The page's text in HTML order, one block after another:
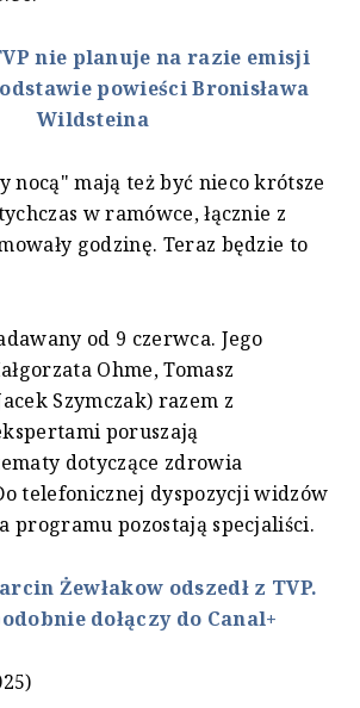
nie planuje na razie emisji
powieści Bronisława
Wildsteina
nocą" mają też być nieco krótsze
w ramówce, łącznie z
godzinę. Teraz będzie to
od 9 czerwca. Jego
Ohme, Tomasz
Szymczak) razem z
poruszają
dotyczące zdrowia
telefonicznej dyspozycji widzów
programu pozostają specjaliści.
Żewłakow odszedł z TVP.
dołączy do Canal+